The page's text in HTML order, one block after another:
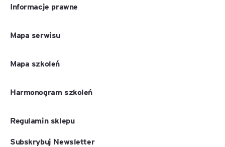
Informacje prawne
Mapa serwisu
Mapa szkoleń
Harmonogram szkoleń
Regulamin sklepu
Subskrybuj Newsletter